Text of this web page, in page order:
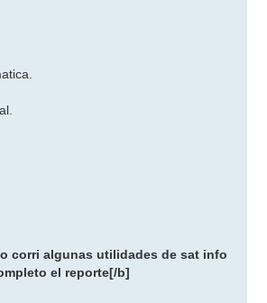
corri algunas utilidades de sat info
el reporte[/b]